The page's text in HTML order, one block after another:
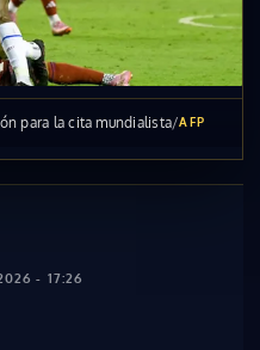
para la cita mundialista/AFP
- 17:26